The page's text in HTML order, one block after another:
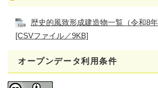
歴史的風致形成建造物一覧（令和8年
[CSVファイル／9KB]
オープンデータ利用条件